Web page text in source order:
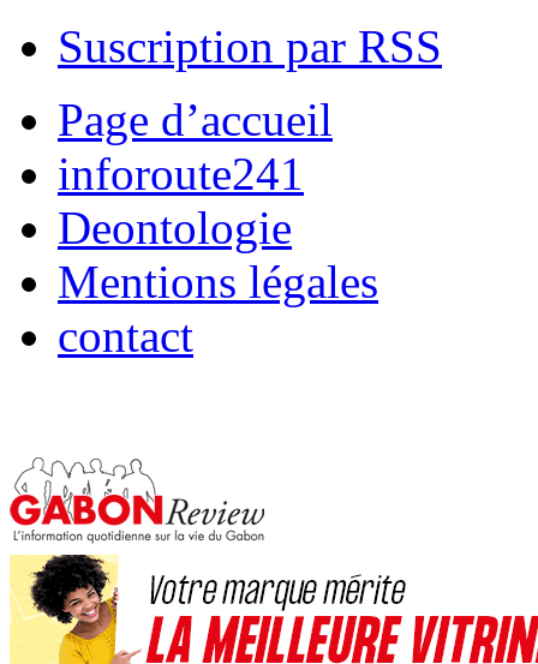
Suscription par RSS
Page d’accueil
inforoute241
Deontologie
Mentions légales
contact